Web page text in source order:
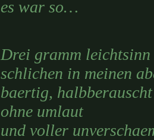
es war so…
Drei gramm leichtsinn
schlichen in meinen
baertig,
ohne umlaut
und voller